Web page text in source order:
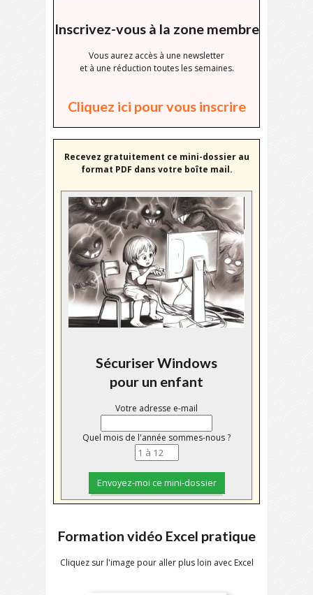
Inscrivez-vous à la zone membre
Vous aurez accès à une newsletter
et à une réduction toutes les semaines.
Cliquez ici pour vous inscrire
Recevez gratuitement ce mini-dossier au
format PDF dans votre boîte mail.
Sécuriser Windows
pour un enfant
Votre adresse e-mail
Quel mois de l'année sommes-nous ?
Formation vidéo Excel pratique
Cliquez sur l'image pour aller plus loin avec Excel